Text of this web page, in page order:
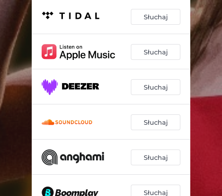
Słuchaj
Słuchaj
Słuchaj
Słuchaj
Słuchaj
Słuchaj